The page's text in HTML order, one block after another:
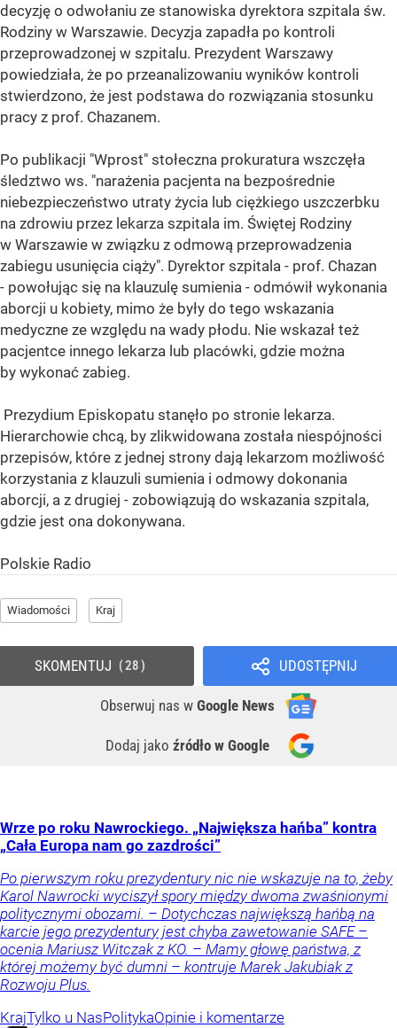
decyzję o odwołaniu ze stanowiska dyrektora szpitala św.
Rodziny w Warszawie. Decyzja zapadła po kontroli
przeprowadzonej w szpitalu. Prezydent Warszawy
powiedziała, że po przeanalizowaniu wyników kontroli
stwierdzono, że jest podstawa do rozwiązania stosunku
pracy z prof. Chazanem.
Po publikacji "Wprost" stołeczna prokuratura wszczęła
śledztwo ws. "narażenia pacjenta na bezpośrednie
niebezpieczeństwo utraty życia lub ciężkiego uszczerbku
na zdrowiu przez lekarza szpitala im. Świętej Rodziny
w Warszawie w związku z odmową przeprowadzenia
zabiegu usunięcia ciąży". Dyrektor szpitala - prof. Chazan
- powołując się na klauzulę sumienia - odmówił wykonania
aborcji u kobiety, mimo że były do tego wskazania
medyczne ze względu na wady płodu. Nie wskazał też
pacjentce innego lekarza lub placówki, gdzie można
by wykonać zabieg.
Prezydium Episkopatu stanęło po stronie lekarza.
Hierarchowie chcą, by zlikwidowana została niespójności
przepisów, które z jednej strony dają lekarzom możliwość
korzystania z klauzuli sumienia i odmowy dokonania
aborcji, a z drugiej - zobowiązują do wskazania szpitala,
gdzie jest ona dokonywana.
Polskie Radio
Wiadomości Kraj
UDOSTĘPNIJ
Obserwuj nas w Google News
Dodaj jako źródło w Google
SKOMENTUJ 28
Wrze po roku Nawrockiego. „Największa hańba” kontra
„Cała Europa nam go zazdrości”
Po pierwszym roku prezydentury nic nie wskazuje na to, żeby
Karol Nawrocki wyciszył spory między dwoma zwaśnionymi
politycznymi obozami. – Dotychczas największą hańbą na
karcie jego prezydentury jest chyba zawetowanie SAFE –
ocenia Mariusz Witczak z KO. – Mamy głowę państwa, z
której możemy być dumni – kontruje Marek Jakubiak z
Rozwoju Plus.
KrajTylko u NasPolitykaOpinie i komentarze